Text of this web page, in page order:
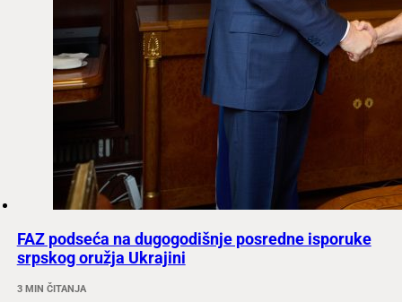
FAZ podseća na dugogodišnje posredne isporuke
srpskog oružja Ukrajini
3 MIN ČITANJA